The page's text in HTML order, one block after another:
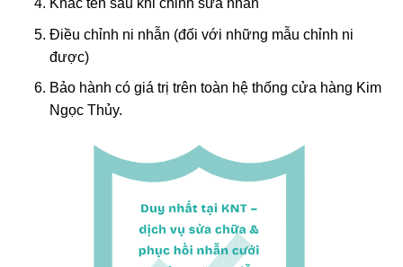
Khắc tên sau khi chỉnh sửa nhẫn
Điều chỉnh ni nhẫn (đối với những mẫu chỉnh ni
được)
Bảo hành có giá trị trên toàn hệ thống cửa hàng Kim
Ngọc Thủy.